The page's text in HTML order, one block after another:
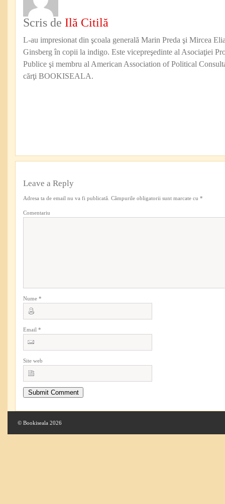
Scris de Ilă Citilă
L-au impresionat din şcoala generală Marin Preda şi Mircea
Ginsberg în copii la indigo. Este vicepreşedinte al Asociaţiei
Publice şi membru al American Association of Political
cărţi BOOKISEALA.
Leave a Reply
Adresa ta de email nu va fi publicată. Câmpurile obligatorii sunt marcate cu *
Comentariu
Nume *
Email *
Site web
© Bookiseala 2026